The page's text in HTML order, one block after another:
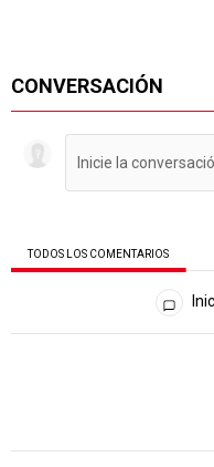
CONVERSACIÓN
TODOS LOS COMENTARIOS
Todos los